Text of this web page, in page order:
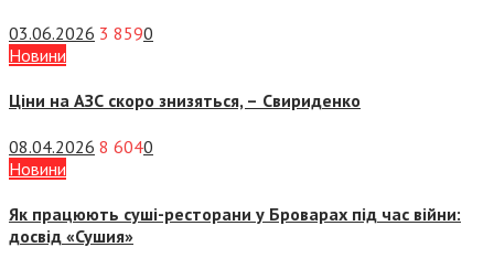
03.06.2026 3 8590
Новини
Ціни на АЗС скоро знизяться, – Свириденко
08.04.2026 8 6040
Новини
Як працюють суші-ресторани у Броварах під час війни:
досвід «Сушия»